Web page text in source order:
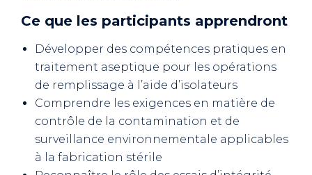
Ce que les participants apprendront
Développer des compétences pratiques en
traitement aseptique pour les opérations
de remplissage à l’aide d’isolateurs
Comprendre les exigences en matière de
contrôle de la contamination et de
surveillance environnementale applicables
à la fabrication stérile